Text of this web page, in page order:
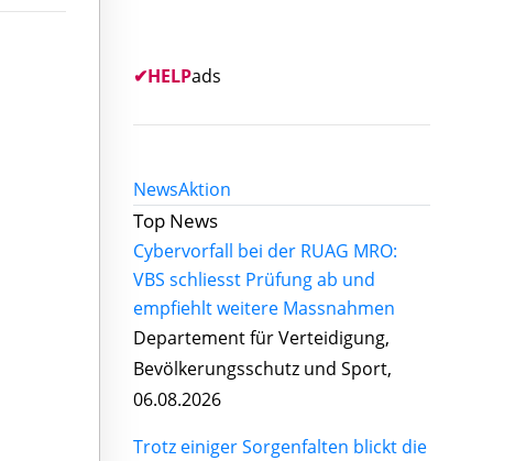
✔HELPads
NewsAktion
Top News
Cybervorfall bei der RUAG MRO:
VBS schliesst Prüfung ab und
empfiehlt weitere Massnahmen
Departement für Verteidigung,
Bevölkerungsschutz und Sport,
06.08.2026
Trotz einiger Sorgenfalten blickt die